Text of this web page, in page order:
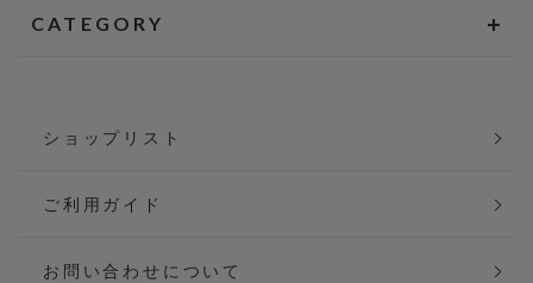
CATEGORY
ショップリスト
ご利用ガイド
お問い合わせについて